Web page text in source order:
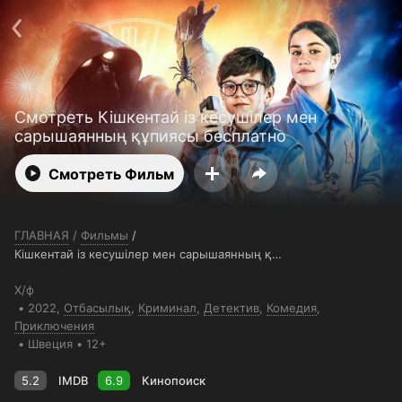
Смотреть Кішкентай із кесушілер мен
сарышаянның құпиясы бесплатно
Смотреть Фильм
ГЛАВНАЯ / Фильмы /
Кішкентай із кесушілер мен сарышаянның құпиясы
Х/ф
2022, Отбасылық Криминал Детектив Комедия
Приключения
Швеция
12+
5.2 IMDB 6.9 Кинопоиск
Телефон поддержки:+7 (727) 323 10 92
Пользовательское соглашение
Политика конфиденциальности
Открыть приложение
Ввести промокод